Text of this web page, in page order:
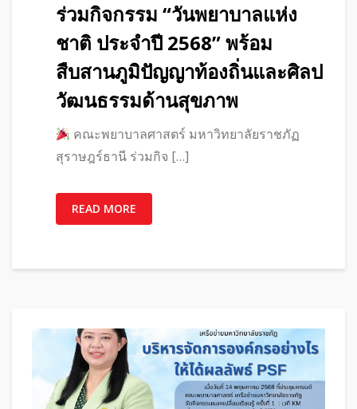
ร่วมกิจกรรม “วันพยาบาลแห่ง
ชาติ ประจำปี 2568” พร้อม
สืบสานภูมิปัญญาท้องถิ่นและศิลป
วัฒนธรรมด้านสุขภาพ
คณะพยาบาลศาสตร์ มหาวิทยาลัยราชภัฏ
สุราษฎร์ธานี ร่วมกิจ […]
READ MORE